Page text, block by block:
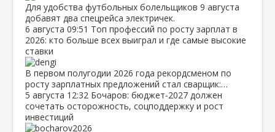
Для удобства футбольных болельщиков 9 августа
добавят два спецрейса электричек.
6 августа 09:51 Топ профессий по росту зарплат в
2026: кто больше всех выиграл и где самые высокие
ставки
В первом полугодии 2026 года рекордсменом по
росту зарплатных предложений стал сварщик:…
5 августа 12:32 Бочаров: бюджет‑2027 должен
сочетать осторожность, соцподдержку и рост
инвестиций